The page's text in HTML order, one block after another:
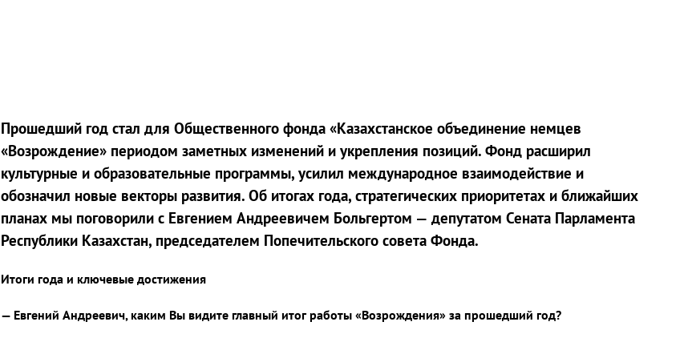
Прошедший год стал для Общественного фонда «Казахстанское объединение немцев
«Возрождение» периодом заметных изменений и укрепления позиций. Фонд расширил
культурные и образовательные программы, усилил международное взаимодействие и
обозначил новые векторы развития. Об итогах года, стратегических приоритетах и ближайших
планах мы поговорили с Евгением Андреевичем Больгертом — депутатом Сената Парламента
Республики Казахстан, председателем Попечительского совета Фонда.
Итоги года и ключевые достижения
— Евгений Андреевич, каким Вы видите главный итог работы «Возрождения» за прошедший год?